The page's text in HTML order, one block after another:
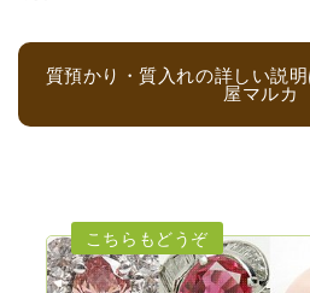
（大阪府大阪市）とても宝石に詳
組みもお教えいただけ嬉しかった
ました。宜しくお願いいたします
ルに詳しいの流石の一言に尽きます
質預かり・質入れの詳しい説
屋マルカ